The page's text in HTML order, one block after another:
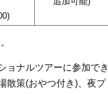
ョナルツアーに参加でき
散策(おやつ付き)、夜プ